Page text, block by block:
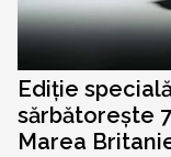
Ediție
sărbătorește
Marea